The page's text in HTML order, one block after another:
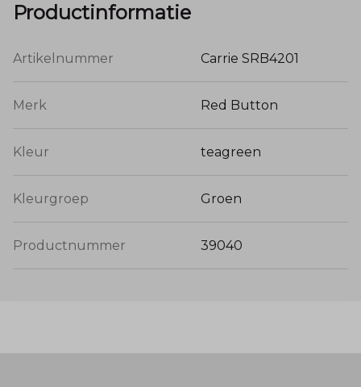
Productinformatie
Artikelnummer Carrie SRB4201
Merk Red Button
Kleur teagreen
Kleurgroep Groen
Productnummer 39040